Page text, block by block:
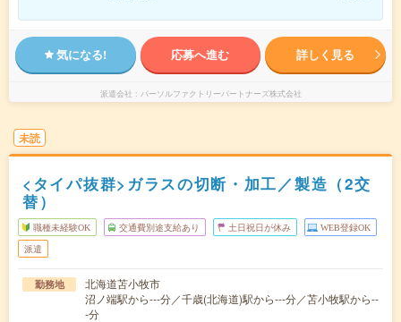
気になる! 応募へ進む 詳しく見る
派遣会社 パーソルファクトリーパートナーズ株式会社
未読
<タイパ抜群>ガラスの切断・加工／製造（2交
替）
職種未経験OK 交通費別途支給あり 土日祝日が休み WEB登録OK
派遣
勤務地
北海道苫小牧市
沼ノ端駅から---分／千歳(北海道)駅から---分／苫小牧駅から--
-分